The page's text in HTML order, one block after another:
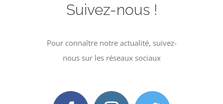
Suivez-nous !
Pour connaître notre actualité, suivez-
nous sur les réseaux sociaux